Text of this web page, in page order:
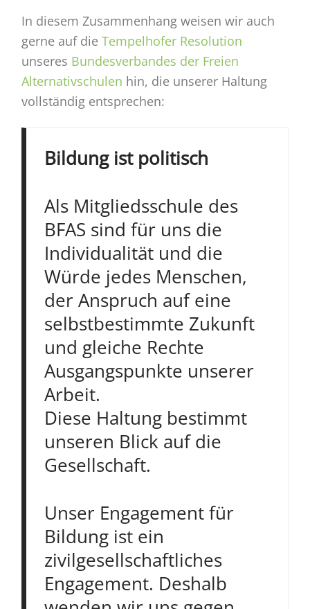
In diesem Zusammenhang weisen wir auch
gerne auf dieTempelhofer Resolution
unseres Bundesverbandes der Freien
Alternativschulen hin, die unserer Haltung
vollständig entsprechen:
Bildung ist politisch
Als Mitgliedsschule des
BFAS sind für uns die
Individualität und die
Würde jedes Menschen,
der Anspruch auf eine
selbstbestimmte Zukunft
und gleiche Rechte
Ausgangspunkte unserer
Arbeit.
Diese Haltung bestimmt
unseren Blick auf die
Gesellschaft.
Unser Engagement für
Bildung ist ein
zivilgesellschaftliches
Engagement. Deshalb